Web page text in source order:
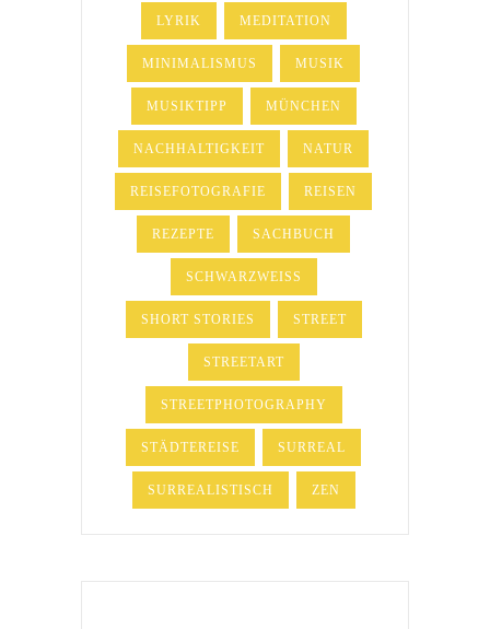
LYRIK MEDITATION
MINIMALISMUS MUSIK
MUSIKTIPP MÜNCHEN
NACHHALTIGKEIT NATUR
REISEFOTOGRAFIE REISEN
REZEPTE SACHBUCH
SCHWARZWEISS
SHORT STORIES STREET
STREETART
STREETPHOTOGRAPHY
STÄDTEREISE SURREAL
SURREALISTISCH ZEN